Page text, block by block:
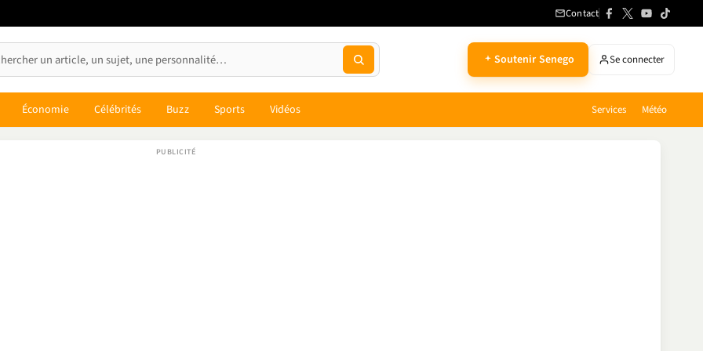
Contact
Soutenir Senego Se connecter
Économie Célébrités Buzz Sports Vidéos Services Météo